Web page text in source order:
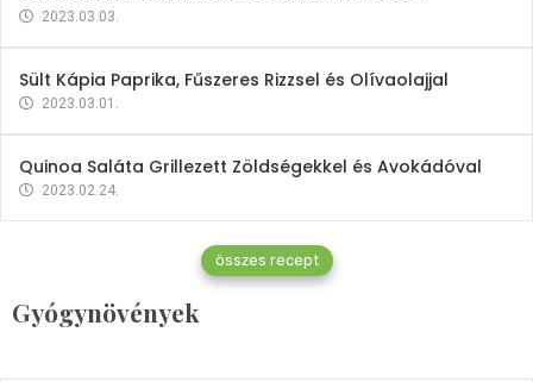
2023.03.03.
Sült Kápia Paprika, Fűszeres Rizzsel és Olívaolajjal
2023.03.01.
Quinoa Saláta Grillezett Zöldségekkel és Avokádóval
2023.02.24.
összes recept
Gyógynövények
Gyógynövények
Mindent a petrezselyemről
2023.12.21.